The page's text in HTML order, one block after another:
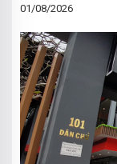
01/08/2026